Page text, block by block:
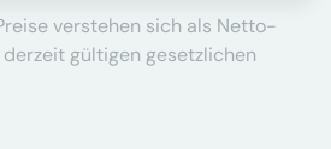
verstehen sich als Netto-
derzeit gültigen gesetzlichen